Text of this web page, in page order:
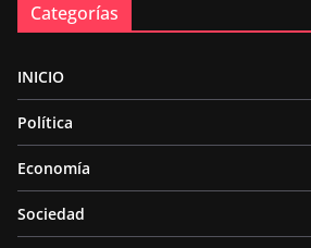
Categorías
INICIO
Política
Economía
Sociedad